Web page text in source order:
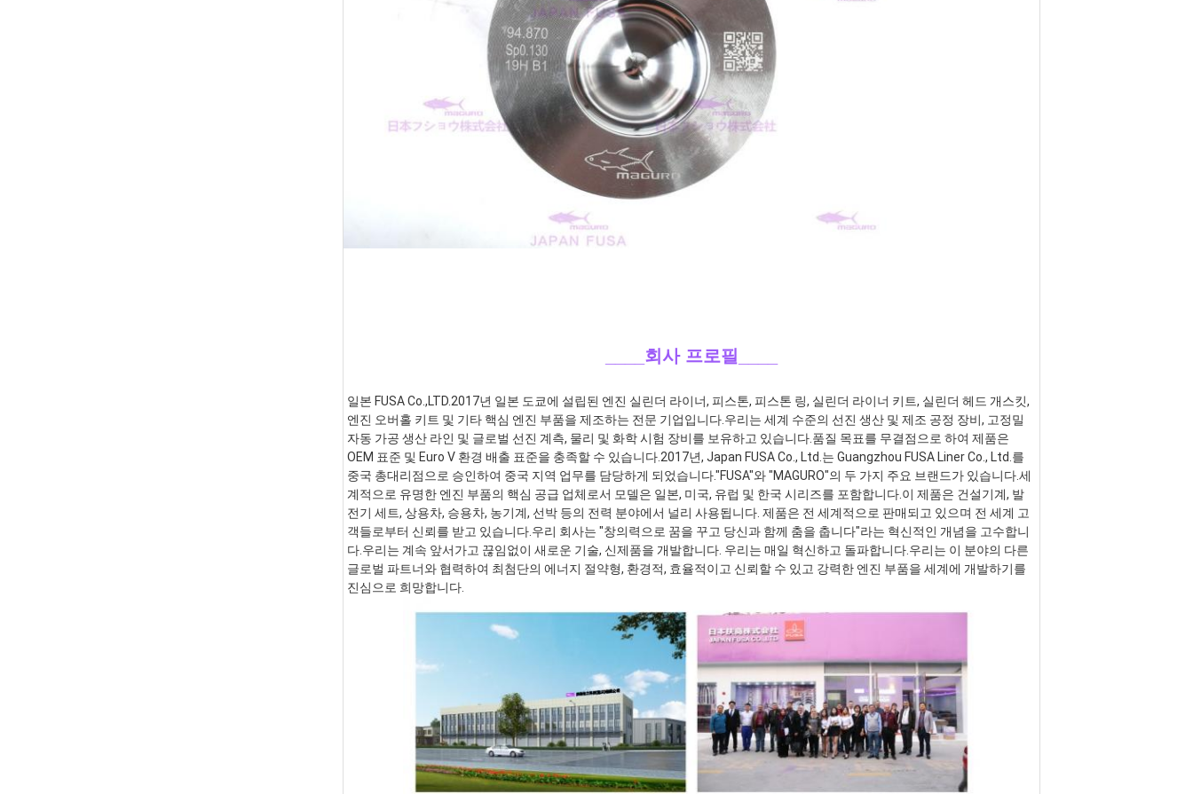
____회사 프로필
일본 FUSA Co.,LTD.2017년 일본 도쿄에 설립된 엔진 실린더 라이너, 피스톤, 피스톤 링, 실린더 라이너 키트, 실린더 헤드 개스킷,
엔진 오버홀 키트 및 기타 핵심 엔진 부품을 제조하는 전문 기업입니다.우리는 세계 수준의 선진 생산 및 제조 공정 장비, 고정밀
자동 가공 생산 라인 및 글로벌 선진 계측, 물리 및 화학 시험 장비를 보유하고 있습니다.품질 목표를 무결점으로 하여 제품은
OEM 표준 및 Euro V 환경 배출 표준을 충족할 수 있습니다.2017년, Japan FUSA Co., Ltd.는 Guangzhou FUSA Liner Co., Ltd.를
중국 총대리점으로 승인하여 중국 지역 업무를 담당하게 되었습니다."FUSA"와 "MAGURO"의 두 가지 주요 브랜드가 있습니다.세
계적으로 유명한 엔진 부품의 핵심 공급 업체로서 모델은 일본, 미국, 유럽 및 한국 시리즈를 포함합니다.이 제품은 건설기계, 발
전기 세트, 상용차, 승용차, 농기계, 선박 등의 전력 분야에서 널리 사용됩니다. 제품은 전 세계적으로 판매되고 있으며 전 세계 고
객들로부터 신뢰를 받고 있습니다.우리 회사는 "창의력으로 꿈을 꾸고 당신과 함께 춤을 춥니다"라는 혁신적인 개념을 고수합니
다.우리는 계속 앞서가고 끊임없이 새로운 기술, 신제품을 개발합니다. 우리는 매일 혁신하고 돌파합니다.우리는 이 분야의 다른
글로벌 파트너와 협력하여 최첨단의 에너지 절약형, 환경적, 효율적이고 신뢰할 수 있고 강력한 엔진 부품을 세계에 개발하기를
진심으로 희망합니다.